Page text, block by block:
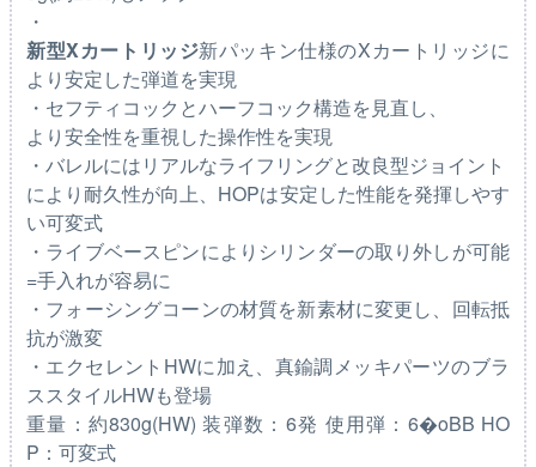
・
新型Xカートリッジ新パッキン仕様のXカートリッジに
より安定した弾道を実現
・セフティコックとハーフコック構造を見直し、
より安全性を重視した操作性を実現
・バレルにはリアルなライフリングと改良型ジョイント
により耐久性が向上、HOPは安定した性能を発揮しやす
い可変式
・ライブベースピンによりシリンダーの取り外しが可能
=手入れが容易に
・フォーシングコーンの材質を新素材に変更し、回転抵
抗が激変
・エクセレントHWに加え、真鍮調メッキパーツのブラ
ススタイルHWも登場
重量：約830g(HW) 装弾数：6発 使用弾：6�oBB HO
P：可変式